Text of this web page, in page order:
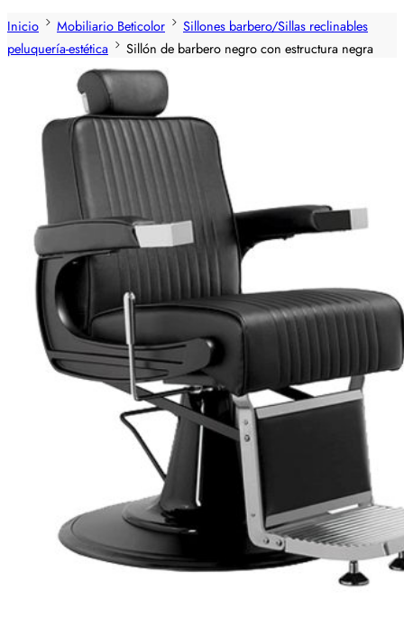
Inicio
Mobiliario Beticolor
Sillones barbero/Sillas reclinables
peluquería-estética
Sillón de barbero negro con estructura negra